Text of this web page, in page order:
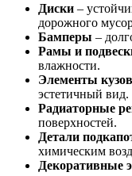
Диски –
дорожного
Бамперы –
Рамы и
влажности.
Элементы
эстетичный вид.
Радиаторные
поверхностей.
Детали
химическим
Декоративные